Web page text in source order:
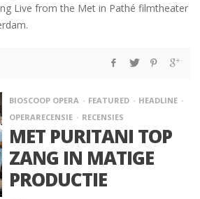
Live from the Met in Pathé filmtheater
BIOSCOOP OPERA FEATURED
HEADLINE
OPERARECENSIE
RECENSIES
MET PURITANI TOP
ZANG IN MATIGE
PRODUCTIE